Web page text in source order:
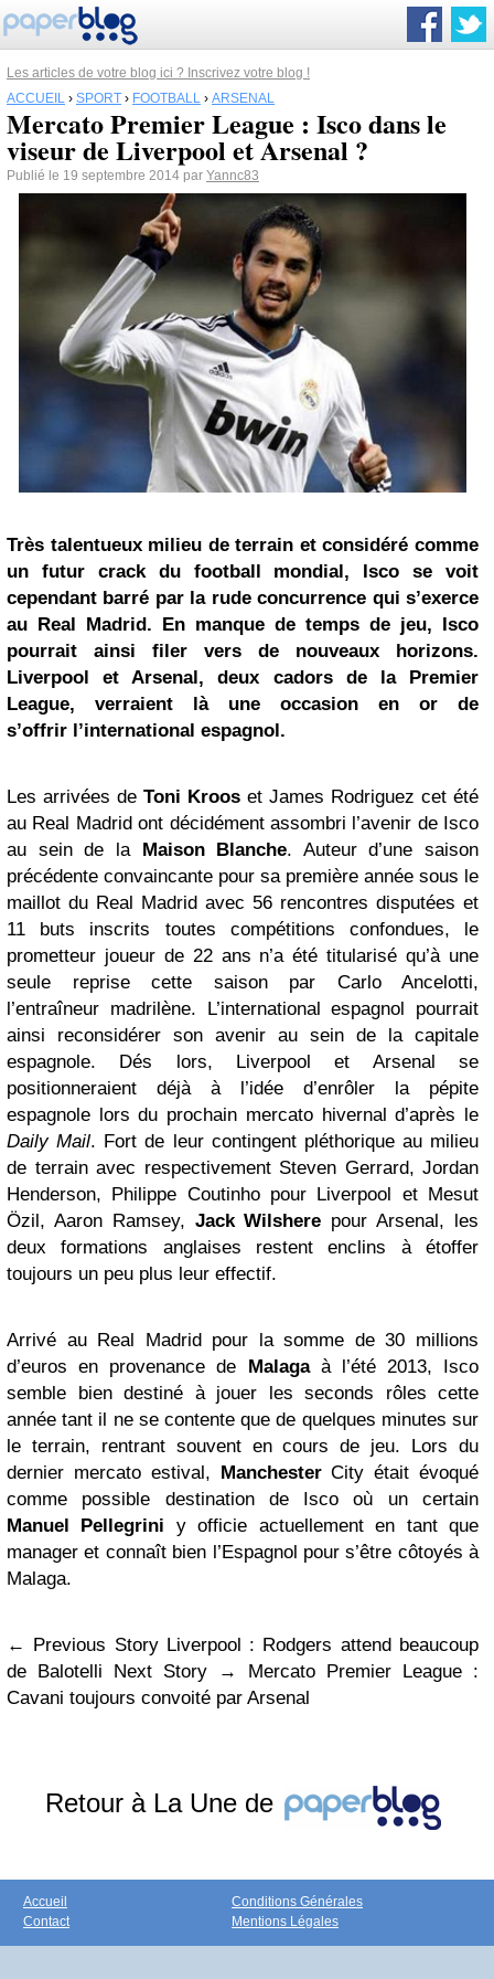
Les articles de votre blog ici ? Inscrivez votre blog !
ACCUEIL › SPORT › FOOTBALL › ARSENAL
Mercato Premier League : Isco dans le
viseur de Liverpool et Arsenal ?
Publié le 19 septembre 2014 par Yannc83
Très talentueux milieu de terrain et considéré comme
un futur crack du football mondial, Isco se voit
cependant barré par la rude concurrence qui s’exerce
au
Real Madrid . En manque de temps de jeu, Isco
pourrait ainsi filer vers de nouveaux horizons.
Liverpool et Arsenal, deux cadors de la Premier
League, verraient là une occasion en or de
s’offrir l’international espagnol.
Les arrivées de Toni Kroos et James Rodriguez cet été
au Real Madrid ont décidément assombri l’avenir de Isco
au sein de la
Maison Blanche. Auteur d’une saison
précédente convaincante pour sa première année sous le
maillot du Real Madrid avec 56 rencontres disputées et
11 buts inscrits toutes compétitions confondues, le
prometteur joueur de 22 ans n’a été titularisé qu’à une
seule reprise cette saison par Carlo Ancelotti,
l’entraîneur madrilène. L’international espagnol pourrait
ainsi reconsidérer son avenir au sein de la capitale
espagnole. Dés lors, Liverpool et Arsenal se
positionneraient déjà à l’idée d’enrôler la pépite
espagnole lors du prochain mercato hivernal d’après le
Daily Mail. Fort de leur contingent pléthorique au milieu
de terrain avec respectivement Steven Gerrard, Jordan
Henderson, Philippe Coutinho pour Liverpool et Mesut
Özil, Aaron Ramsey, Jack Wilshere pour Arsenal, les
deux formations anglaises restent enclins à étoffer
toujours un peu plus leur effectif.
Arrivé au Real Madrid pour la somme de 30 millions
d’euros en provenance de
Malagaà l’été 2013, Isco
semble bien destiné à jouer les seconds rôles cette
année tant il ne se contente que de quelques minutes sur
le terrain, rentrant souvent en cours de jeu. Lors du
dernier mercato estival,
ManchesterCity était évoqué
comme possible destination de Isco où un certain
Manuel Pellegrini y officie actuellement en tant que
manager et connaît bien l’Espagnol pour s’être côtoyés à
Malaga.
← Previous Story Liverpool : Rodgers attend beaucoup
de Balotelli Next Story → Mercato Premier League :
Cavani toujours convoité par Arsenal
Retour à La Une de
Accueil
Contact
Conditions Générales
Mentions Légales